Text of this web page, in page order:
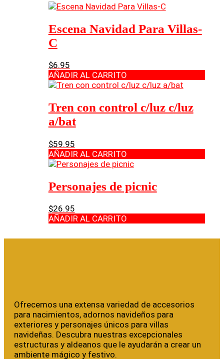
Escena Navidad Para Villas-
C
$6.95
AÑADIR AL CARRITO
Tren con control c/luz c/luz
a/bat
$59.95
AÑADIR AL CARRITO
Personajes de picnic
$26.95
AÑADIR AL CARRITO
Ofrecemos una extensa variedad de accesorios
para nacimientos, adornos navideños para
exteriores y personajes únicos para villas
navideñas. Descubra nuestras excepcionales
estructuras y aldeanos que le ayudarán a crear un
ambiente mágico y festivo.